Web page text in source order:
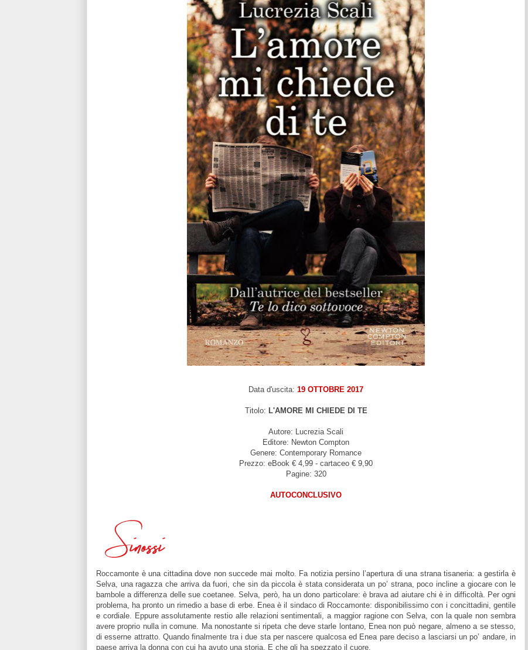
Data d'uscita: 19 OTTOBRE 2017
Titolo: L'AMORE MI CHIEDE DI TE
Autore: Lucrezia Scali
Editore: Newton Compton
Genere: Contemporary Romance
Prezzo: eBook € 4,99 - cartaceo € 9,90
Pagine: 320
AUTOCONCLUSIVO
Roccamonte è una cittadina dove non succede mai molto. Fa notizia persino l’apertura di una strana tisaneria: a gestirla è
Selva, una ragazza che arriva da fuori, che sin da piccola è stata considerata un po’ strana, poco incline a giocare con le
bambole a differenza delle sue coetanee. Selva, però, ha un dono particolare: è brava ad aiutare chi è in difficoltà. Per ogni
problema, ha pronto un rimedio a base di erbe. Enea è il sindaco di Roccamonte: disponibilissimo con i concittadini, gentile
e cordiale. Eppure assolutamente restio alle relazioni sentimentali, a maggior ragione con Selva, con la quale non sembra
avere proprio nulla in comune. Ma nonostante si ripeta che deve starle lontano, Enea non può negare, almeno a se stesso,
di esserne attratto. Quando finalmente tra i due sta per nascere qualcosa ed Enea pare deciso a lasciarsi un po’ andare, in
paese arriva la donna con cui ha avuto una storia. E che gli ha spezzato il cuore.